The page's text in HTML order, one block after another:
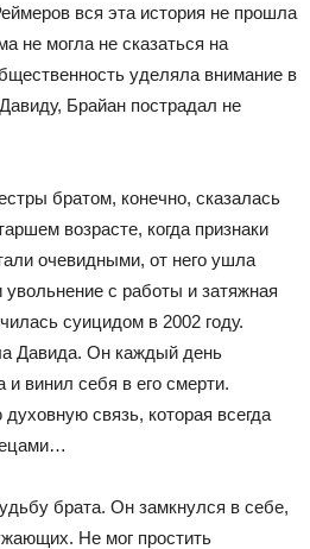
вся эта история не прошла
не могла не сказаться на
уделяла внимание в
Брайан пострадал не
братом, конечно, сказалась
возрасте, когда признаки
очевидными, от него ушла
с работы и затяжная
суицидом в 2002 году.
Давида. Он каждый день
и винил себя в его смерти.
связь, которая всегда
брата. Он замкнулся в себе,
Не мог простить